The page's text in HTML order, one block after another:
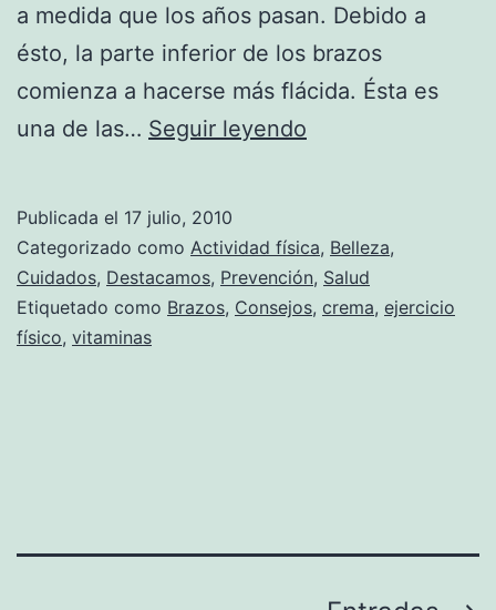
a medida que los años pasan. Debido a
ésto, la parte inferior de los brazos
comienza a hacerse más flácida. Ésta es
una de las… Seguir leyendo
Publicada el 17 julio, 2010
Categorizado como Actividad física, Belleza,
Cuidados, Destacamos, Prevención, Salud
Etiquetado como Brazos, Consejos, crema, ejercicio
físico, vitaminas